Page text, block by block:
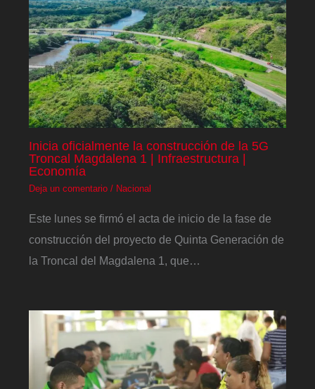
Inicia oficialmente la construcción de la 5G
Troncal Magdalena 1 | Infraestructura |
Economía
Deja un comentario / Nacional
Este lunes se firmó el acta de inicio de la fase de
construcción del proyecto de Quinta Generación de
la Troncal del Magdalena 1, que…